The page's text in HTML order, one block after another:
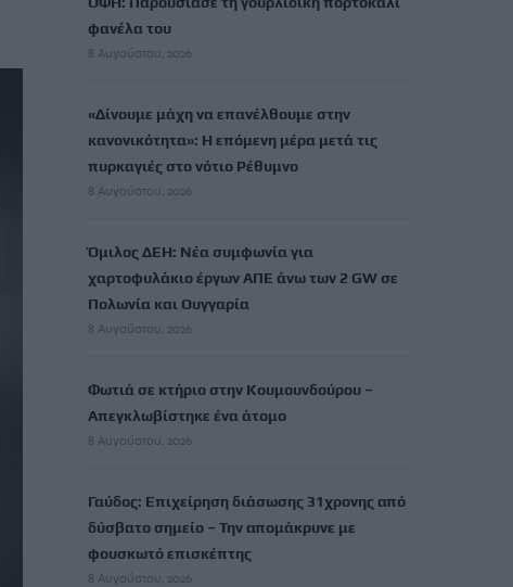
φανέλα του
8 Αυγούστου, 2026
«Δίνουμε μάχη να επανέλθουμε στην
κανονικότητα»: Η επόμενη μέρα μετά τις
πυρκαγιές στο νότιο Ρέθυμνο
8 Αυγούστου, 2026
Όμιλος ΔΕΗ: Νέα συμφωνία για
χαρτοφυλάκιο έργων ΑΠΕ άνω των 2 GW σε
Πολωνία και Ουγγαρία
8 Αυγούστου, 2026
Φωτιά σε κτήριο στην Κουμουνδούρου –
Απεγκλωβίστηκε ένα άτομο
8 Αυγούστου, 2026
Γαύδος: Επιχείρηση διάσωσης 31χρονης από
δύσβατο σημείο – Την απομάκρυνε με
φουσκωτό επισκέπτης
8 Αυγούστου, 2026